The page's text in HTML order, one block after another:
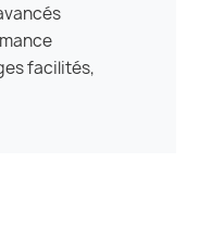
facilités,